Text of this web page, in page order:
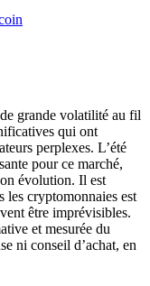
grande volatilité au fil
qui ont
perplexes. L’été
pour ce marché,
évolution. Il est
les cryptomonnaies est
être imprévisibles.
et mesurée du
ni conseil d’achat, en